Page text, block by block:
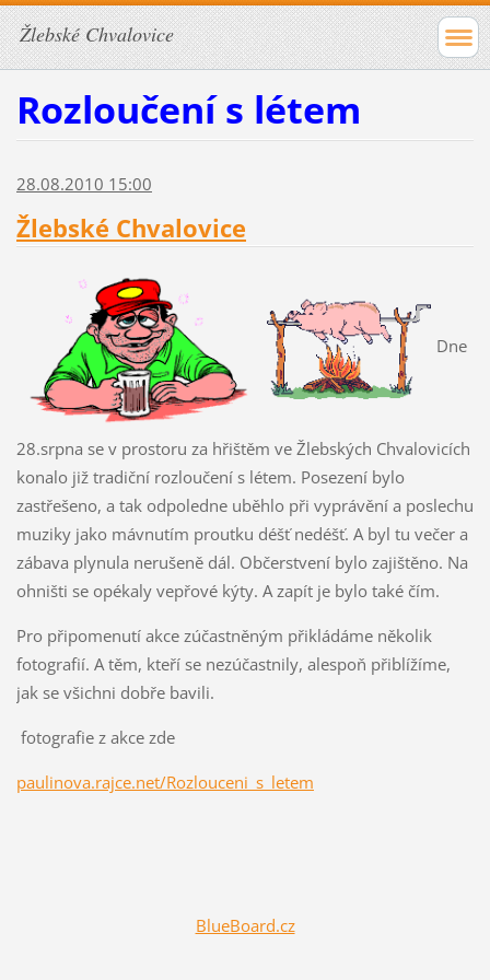
Žlebské Chvalovice
Rozloučení s létem
28.08.2010 15:00
Žlebské Chvalovice
Dne
28.srpna se v prostoru za hřištěm ve Žlebských Chvalovicích
konalo již tradiční rozloučení s létem. Posezení bylo
zastřešeno, a tak odpoledne uběhlo při vyprávění a poslechu
muziky jako mávnutím proutku déšť nedéšť. A byl tu večer a
zábava plynula nerušeně dál. Občerstvení bylo zajištěno. Na
ohništi se opékaly vepřové kýty. A zapít je bylo také čím.
Pro připomenutí akce zúčastněným přikládáme několik
fotografií. A těm, kteří se nezúčastnily, alespoň přiblížíme,
jak se všichni dobře bavili.
fotografie z akce zde
paulinova.rajce.net/Rozlouceni_s_letem
BlueBoard.cz